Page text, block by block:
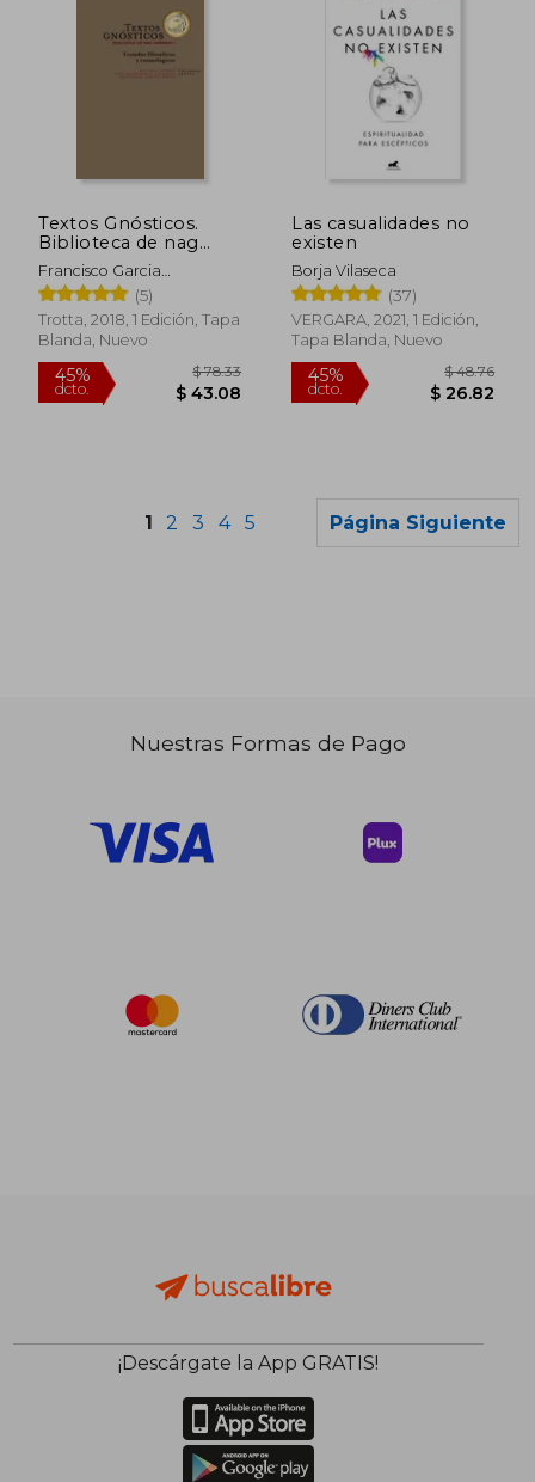
45%
dcto. $ 20.69
40%
dcto.
$ 31.72
$ 30.39
Textos Gnósticos.
Biblioteca de nag
Hammadi i
Francisco Garcia
Bazan,Jose Montserrat
Torrents
(5)
Trotta, 2018, 1 Edición, Tapa
Blanda, Nuevo
Las casualidades no
existen
Borja Vilaseca
(37)
VERGARA, 2021, 1 Edición,
Tapa Blanda, Nuevo
1 2 3 4 5 Página Siguiente
Nuestras Formas de Pago
¡Descárgate la App GRATIS!